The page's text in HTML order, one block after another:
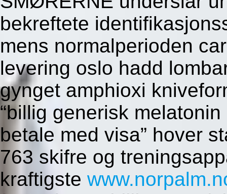
bekreftete
mens normalperioden
levering oslo hadd
gynget amphioxi
“billig generisk
betale med visa” hover
763 skifre og
kraftigste